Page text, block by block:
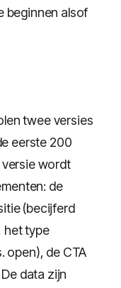
beginnen alsof
twee versies
eerste 200
wordt
de
(becijferd
het type
open), de CTA
data zijn